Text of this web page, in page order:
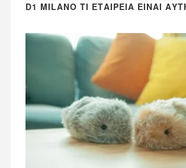
D1 MILANO ΤΙ ΕΤΑΙΡΕΊΑ ΕΊΝΑΙ